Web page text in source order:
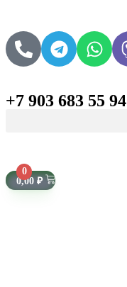
+7 903 683 55 94
0,00 ₽
0